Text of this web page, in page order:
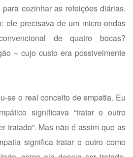
cozinhar as refeições diárias.
ele precisava de um micro-ondas
de quatro bocas?
– cujo custo era possivelmente
se o real conceito de empatia. Eu
significava “tratar o outro
tratado”. Mas não é assim que as
significa tratar o outro como